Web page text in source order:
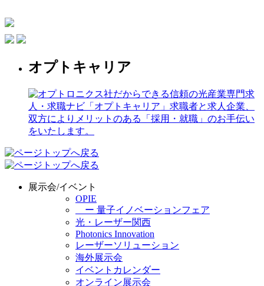
オプトキャリア
展示会/イベント
OPIE
ー 量子イノベーションフェア
光・レーザー関西
Photonics Innovation
レーザーソリューション
海外展示会
イベントカレンダー
オンライン展示会